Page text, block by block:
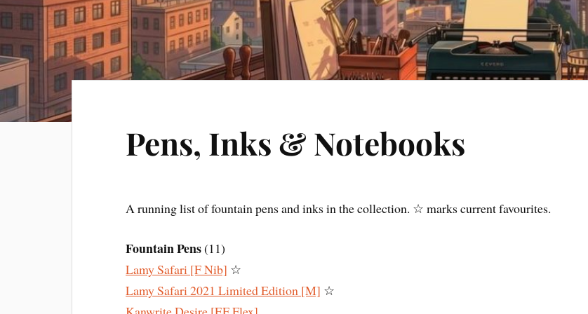
Pens, Inks & Notebooks
A running list of fountain pens and inks in the collection. ☆ marks current favourites.
Fountain Pens(11)
Lamy Safari [F Nib] ☆
Lamy Safari 2021 Limited Edition [M] ☆